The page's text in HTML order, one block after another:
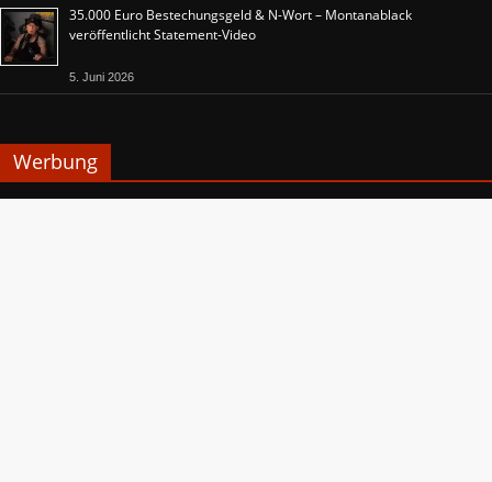
35.000 Euro Bestechungsgeld & N-Wort – Montanablack
veröffentlicht Statement-Video
5. Juni 2026
Werbung